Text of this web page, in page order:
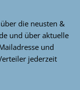
die neusten &
und über aktuelle
und
jederzeit